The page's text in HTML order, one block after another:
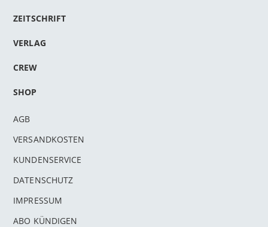
ZEITSCHRIFT
VERLAG
CREW
SHOP
AGB
VERSANDKOSTEN
KUNDENSERVICE
DATENSCHUTZ
IMPRESSUM
ABO KÜNDIGEN